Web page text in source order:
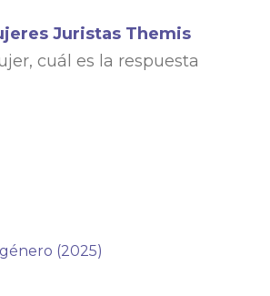
Juristas Themis
cuál es la respuesta
(2025)